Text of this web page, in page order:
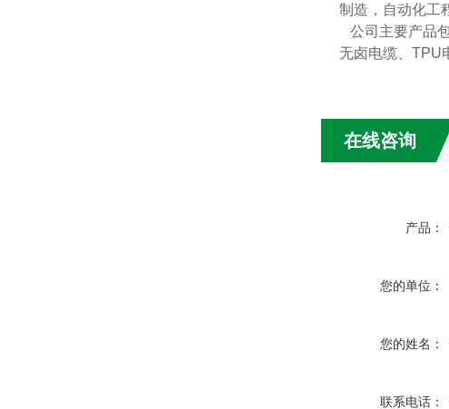
制造，自动化工
公司主要产品
无卤电缆、 TPU
在线咨询
产品：
您的单位：
您的姓名：
联系电话：